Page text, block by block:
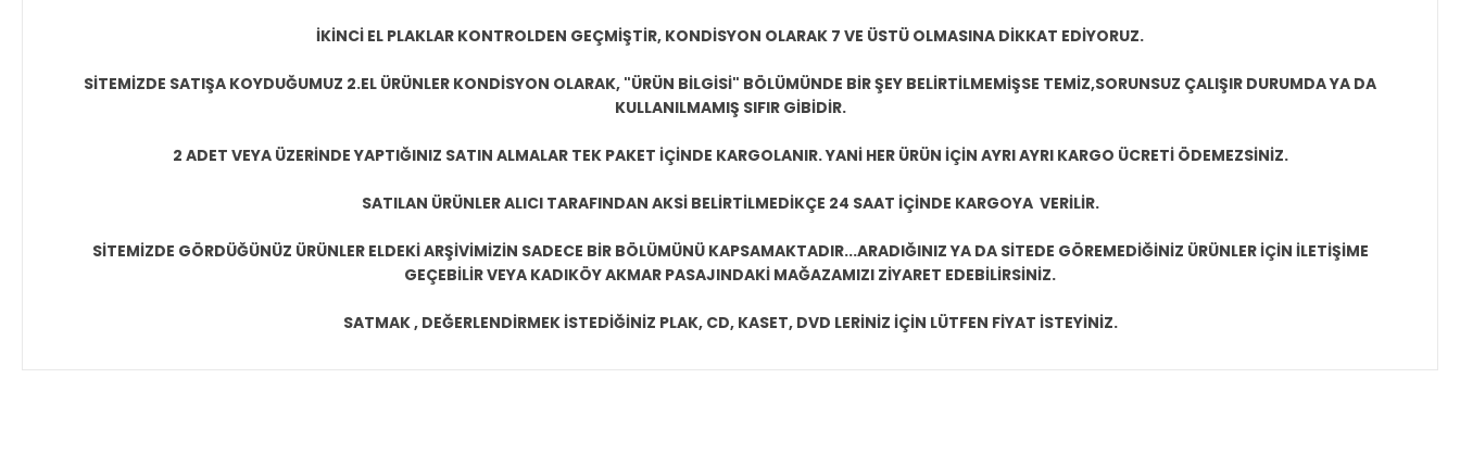
İKİNCİ EL PLAKLAR KONTROLDEN GEÇMİŞTİR, KONDİSYON OLARAK 7 VE ÜSTÜ OLMASINA DİKKAT EDİYORUZ.
SİTEMİZDE SATIŞA KOYDUĞUMUZ 2.EL ÜRÜNLER KONDİSYON OLARAK, "ÜRÜN BİLGİSİ" BÖLÜMÜNDE BİR ŞEY BELİRTİLMEMİŞSE TEMİZ,SORUNSUZ ÇALIŞIR DURUMDA YA DA
KULLANILMAMIŞ SIFIR GİBİDİR.
2 ADET VEYA ÜZERİNDE YAPTIĞINIZ SATIN ALMALAR TEK PAKET İÇİNDE KARGOLANIR. YANİ HER ÜRÜN İÇİN AYRI AYRI KARGO ÜCRETİ ÖDEMEZSİNİZ.
SATILAN ÜRÜNLER ALICI TARAFINDAN AKSİ BELİRTİLMEDİKÇE 24 SAAT İÇİNDE KARGOYA VERİLİR.
SİTEMİZDE GÖRDÜĞÜNÜZ ÜRÜNLER ELDEKİ ARŞİVİMİZİN SADECE BİR BÖLÜMÜNÜ KAPSAMAKTADIR...ARADIĞINIZ YA DA SİTEDE GÖREMEDİĞİNİZ ÜRÜNLER İÇİN İLETİŞİME
GEÇEBİLİR VEYA KADIKÖY AKMAR PASAJINDAKİ MAĞAZAMIZI ZİYARET EDEBİLİRSİNİZ.
SATMAK , DEĞERLENDİRMEK İSTEDİĞİNİZ PLAK, CD, KASET, DVD LERİNİZ İÇİN LÜTFEN FİYAT İSTEYİNİZ.